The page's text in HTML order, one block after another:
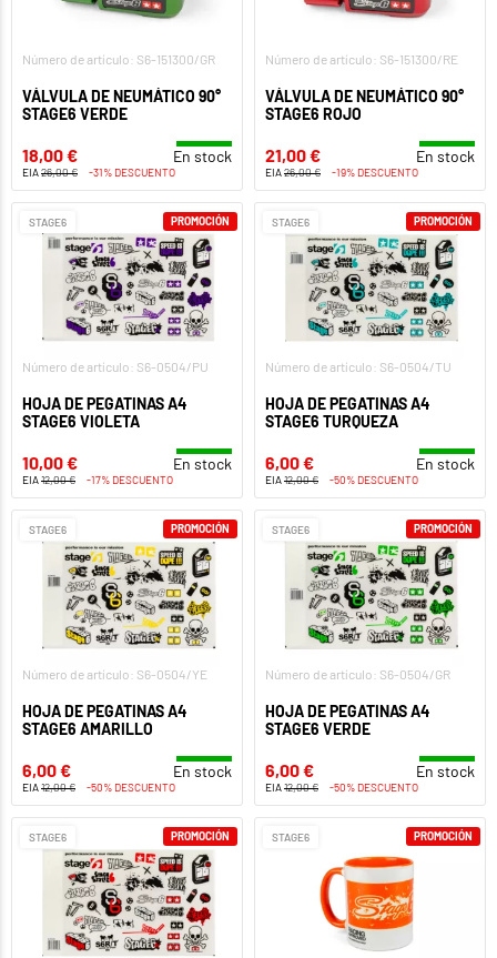
Número de artículo: S6-151300/GR
VÁLVULA DE NEUMÁTICO 90°
STAGE6 VERDE
18,00 € En stock
EIA26,00 € -31% DESCUENTO
Número de artículo: S6-151300/RE
VÁLVULA DE NEUMÁTICO 90°
STAGE6 ROJO
21,00 € En stock
EIA26,00 € -19% DESCUENTO
STAGE6
Número de artículo: S6-0504/PU
HOJA DE PEGATINAS A4
STAGE6 VIOLETA
10,00 € En stock
EIA12,00 € -17% DESCUENTO
PROMOCIÓN STAGE6
Número de artículo: S6-0504/TU
HOJA DE PEGATINAS A4
STAGE6 TURQUEZA
6,00 € En stock
EIA12,00 € -50% DESCUENTO
PROMOCIÓN
STAGE6
Número de artículo: S6-0504/YE
HOJA DE PEGATINAS A4
STAGE6 AMARILLO
6,00 € En stock
EIA12,00 € -50% DESCUENTO
PROMOCIÓN STAGE6
Número de artículo: S6-0504/GR
HOJA DE PEGATINAS A4
STAGE6 VERDE
6,00 € En stock
EIA12,00 € -50% DESCUENTO
PROMOCIÓN
STAGE6 PROMOCIÓN STAGE6 PROMOCIÓN